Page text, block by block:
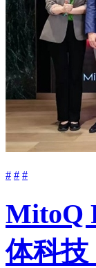
# # #
MitoQ
体科技